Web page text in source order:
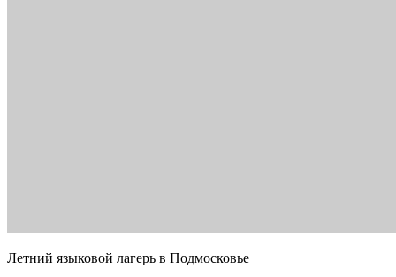
Летний языковой лагерь в Подмосковье